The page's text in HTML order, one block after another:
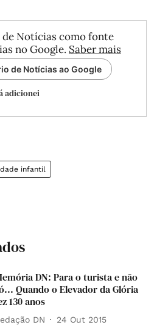
Notícias como fonte
no Google. Saber mais
de Notícias ao Google
adicionei
infantil
DN: Para o turista e não
Quando o Elevador da Glória
130 anos
DN 24 Out 2015